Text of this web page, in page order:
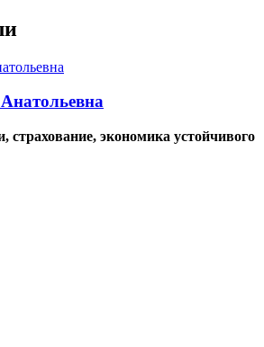
страхование, экономика устойчивого